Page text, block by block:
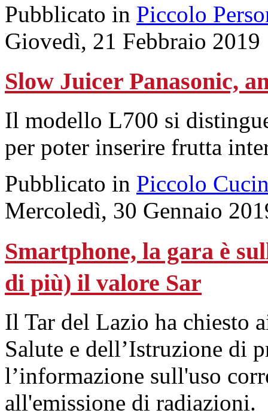
Pubblicato in Piccolo
Giovedì, 21 Febbraio 2019
Slow Juicer Panasonic,
Il modello L700 si
per poter inserire frutta
Pubblicato in Piccolo
Mercoledì, 30 Gennaio
Smartphone, la gara è
di più) il valore Sar
Il Tar del Lazio ha chiesto
Salute e dell’Istruzione di
l’informazione sull'uso
all'emissione di radiazioni.